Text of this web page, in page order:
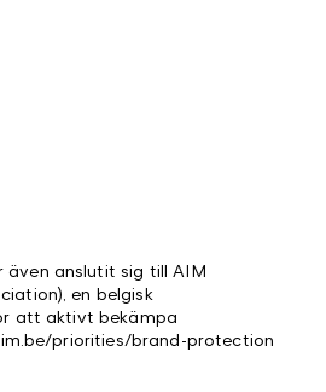
anslutit sig till AIM
en belgisk
att aktivt bekämpa
priorities/brand-protection